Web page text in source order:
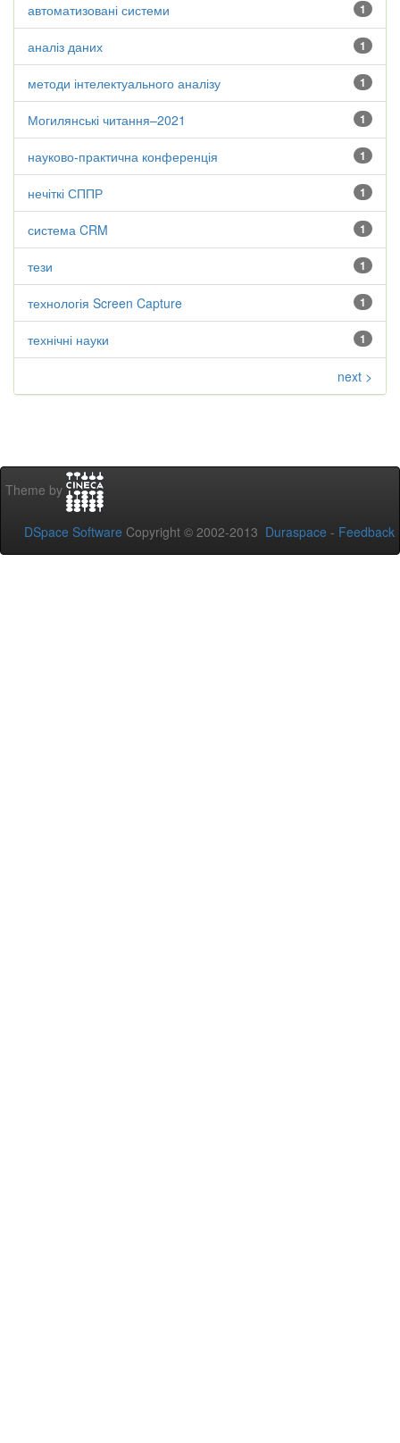
1
автоматизовані системи
1
аналіз даних
1
методи інтелектуального аналізу
1
Могилянські читання–2021
1
науково-практична конференція
1
нечіткі СППР
1
система CRM
1
тези
1
технологія Screen Capture
1
технічні науки
next >
Theme by
DSpace Software Copyright © 2002-2013 Duraspace - Feedback